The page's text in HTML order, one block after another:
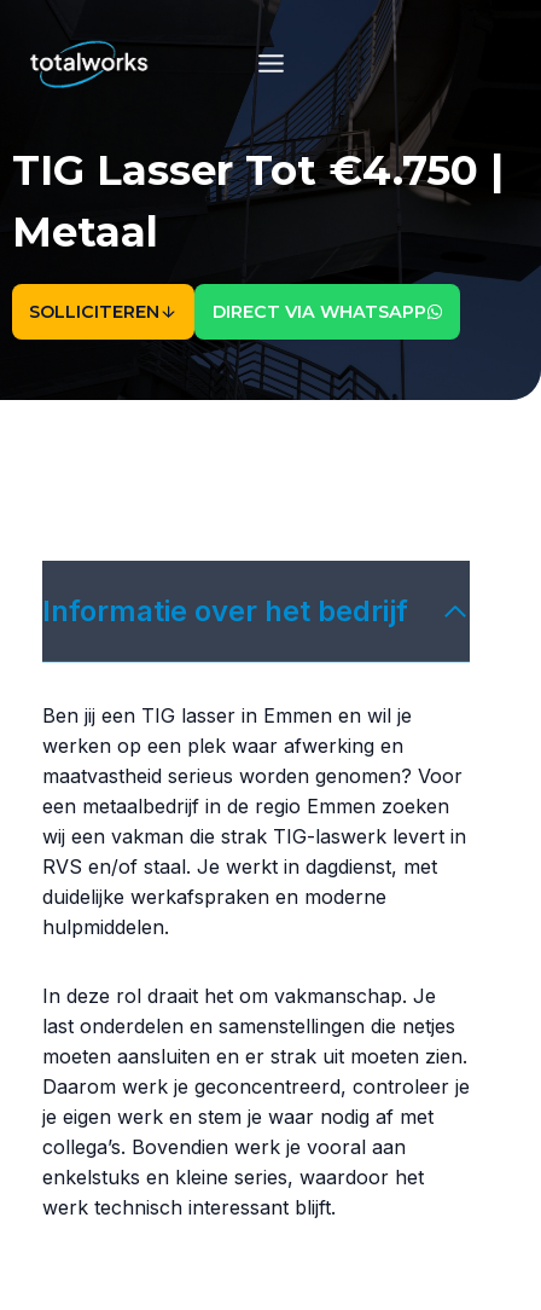
Doorgaan
inhoud
TIG Lasser Tot €4.750 |
Metaal
SOLLICITEREN DIRECT VIA WHATSAPP
Informatie over het bedrijf
Ben jij een TIG lasser in Emmen en wil je
werken op een plek waar afwerking en
maatvastheid serieus worden genomen? Voor
een metaalbedrijf in de regio Emmen zoeken
wij een vakman die strak TIG-laswerk levert in
RVS en/of staal. Je werkt in dagdienst, met
duidelijke werkafspraken en moderne
hulpmiddelen.
In deze rol draait het om vakmanschap. Je
last onderdelen en samenstellingen die netjes
moeten aansluiten en er strak uit moeten zien.
Daarom werk je geconcentreerd, controleer je
je eigen werk en stem je waar nodig af met
collega’s. Bovendien werk je vooral aan
enkelstuks en kleine series, waardoor het
werk technisch interessant blijft.